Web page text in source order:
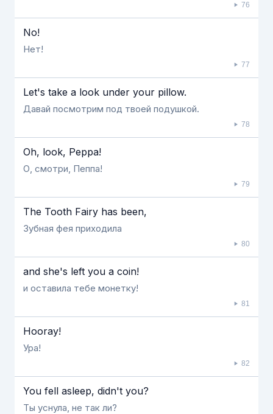
76
No!
Нет!
77
Let's take a look under your pillow.
Давай посмотрим под твоей подушкой.
78
Oh, look, Peppa!
О, смотри, Пеппа!
79
The Tooth Fairy has been,
Зубная фея приходила
80
and she's left you a coin!
и оставила тебе монетку!
81
Hooray!
Ура!
82
You fell asleep, didn't you?
Ты уснула, не так ли?